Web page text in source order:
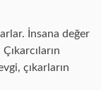
İnsana değer
çıkarların